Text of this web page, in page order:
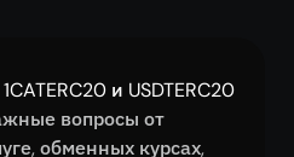
и USDTERC20
вопросы от
обменных курсах,